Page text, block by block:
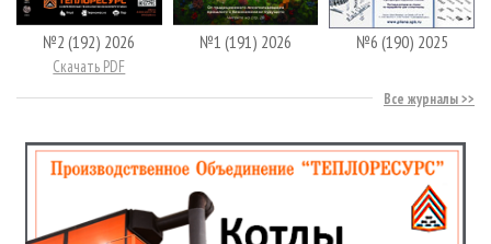
№2 (192) 2026
Скачать PDF
№1 (191) 2026 №6 (190) 2025
Все журналы